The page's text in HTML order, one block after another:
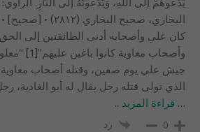
يَدْعُوهُمْ إلى اللَّهِ، وَيَدْعُونَهُ إلى النّارِ.
كان علي وأصحابه أدنى الطائفتين إلى
وأصحاب
جيش علي يوم صفين، وقتله أصحاب معاوية
الذي تولى قتله رجل يقال له أبو الغادية،
… قراءة المزيد ..
0 رد